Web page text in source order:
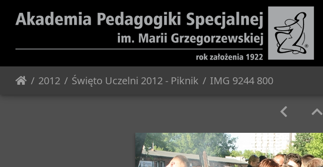
2012 Święto Uczelni 2012 - Piknik IMG 9244 800